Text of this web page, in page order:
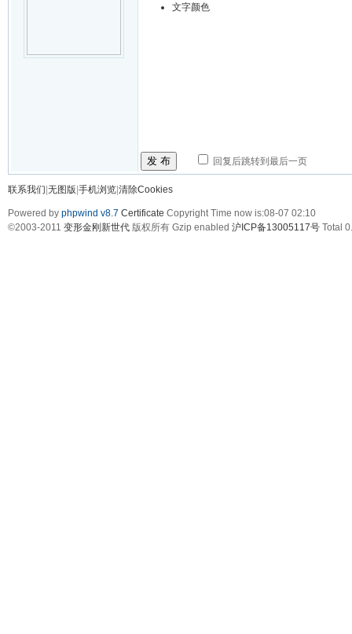
文字颜色
发 布 回复后跳转到最后一页
联系我们 无图版 手机浏览 清除Cookies
Powered by phpwind v8.7 Certificate Copyright Time now is:08-07 02:10
©2003-2011 变形金刚新世代 版权所有 Gzip enabled 沪ICP备13005117号 Total